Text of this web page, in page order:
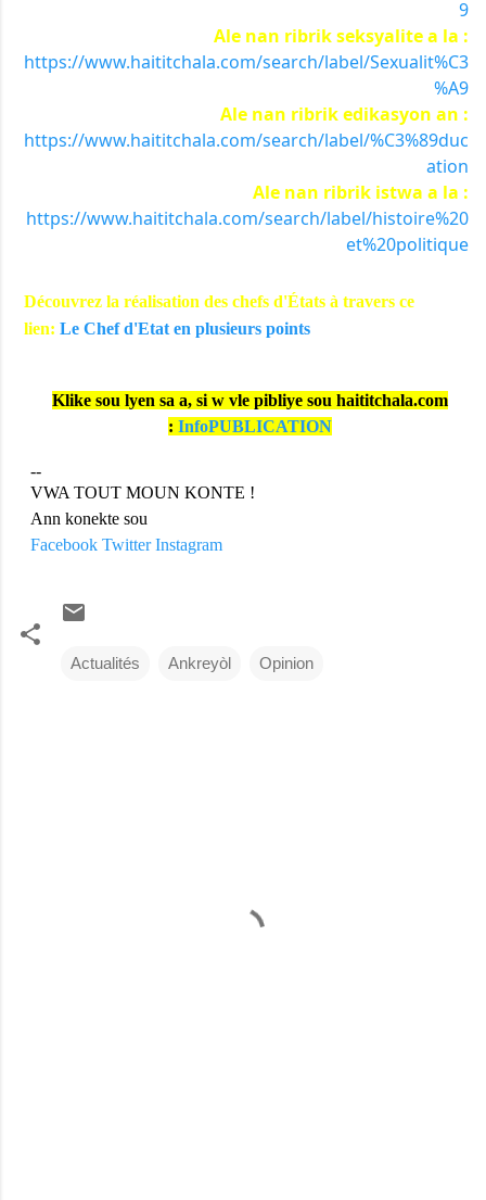
9
Ale nan ribrik seksyalite a la :
https://www.haititchala.com/search/label/Sexualit%C3
%A9
Ale nan ribrik edikasyon an :
https://www.haititchala.com/search/label/%C3%89duc
ation
Ale nan ribrik istwa a la :
https://www.haititchala.com/search/label/histoire%20
et%20politique
Découvrez la réalisation des chefs d'États à travers ce
lien: Le Chef d'Etat en plusieurs points
Klike sou lyen sa a, si w vle pibliye sou haititchala.com
: InfoPUBLICATION
--
VWA TOUT MOUN KONTE !
Ann konekte sou
Facebook Twitter Instagram
Actualités Ankreyòl Opinion